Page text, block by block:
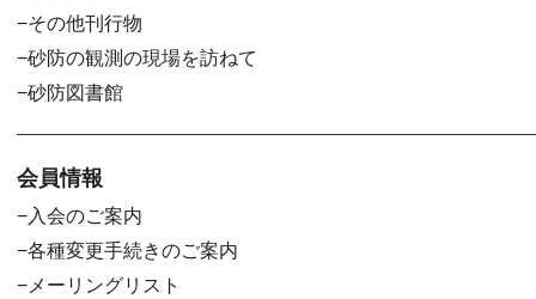
その他刊行物
砂防の観測の現場を訪ねて
砂防図書館
会員情報
入会のご案内
各種変更手続きのご案内
メーリングリスト